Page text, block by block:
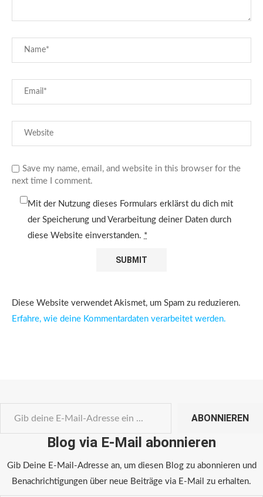
Save my name, email, and website in this browser for the
next time I comment.
Mit der Nutzung dieses Formulars erklärst du dich mit
der Speicherung und Verarbeitung deiner Daten durch
diese Website einverstanden. *
Diese Website verwendet Akismet, um Spam zu reduzieren.
Erfahre, wie deine Kommentardaten verarbeitet werden.
ABONNIEREN
Blog via E-Mail abonnieren
Gib Deine E-Mail-Adresse an, um diesen Blog zu abonnieren und
Benachrichtigungen über neue Beiträge via E-Mail zu erhalten.